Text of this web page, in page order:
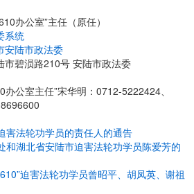
办公室”主任（原任）
系统
安陆市政法委
市碧涢路210号 安陆市政法委
办公室主任”宋华明：0712-5222424、
害法轮功学员的责任人的通告
和湖北省安陆市迫害法轮功学员陈爱芳的
迫害法轮功学员曾昭平、胡凤英、谢祖